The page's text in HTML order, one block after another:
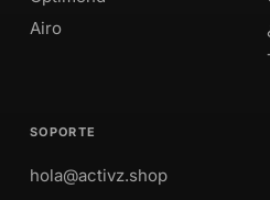
Airo
SOPORTE
hola@activz.shop